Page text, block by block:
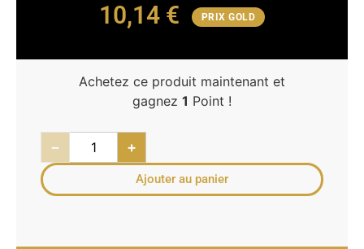
10,14 € PRIX GOLD
Achetez ce produit maintenant et
gagnez 1 Point !
− +
Ajouter au panier